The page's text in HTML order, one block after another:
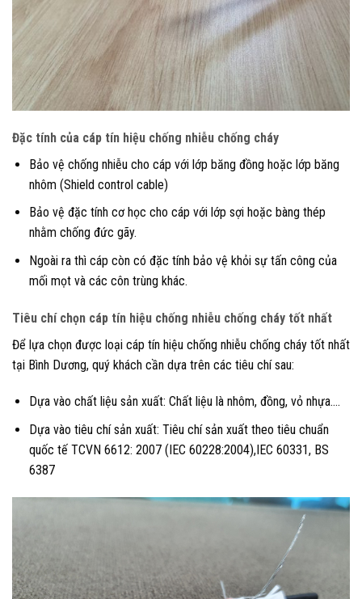
Đặc tính của cáp tín hiệu chống nhiễu chống cháy
Bảo vệ chống nhiễu cho cáp với lớp băng đồng hoặc lớp băng
nhôm (Shield control cable)
Bảo vệ đặc tính cơ học cho cáp với lớp sợi hoặc bàng thép
nhằm chống đức gãy.
Ngoài ra thì cáp còn có đặc tính bảo vệ khỏi sự tấn công của
mối mọt và các côn trùng khác.
Tiêu chí chọn cáp tín hiệu chống nhiễu chống cháy tốt nhất
Để lựa chọn được loại cáp tín hiệu chống nhiễu chống cháy tốt nhất
tại Bình Dương, quý khách cần dựa trên các tiêu chí sau:
Dựa vào chất liệu sản xuất: Chất liệu là nhôm, đồng, vỏ nhựa….
Dựa vào tiêu chí sản xuất: Tiêu chí sản xuất theo tiêu chuẩn
quốc tế TCVN 6612: 2007 (IEC 60228:2004),IEC 60331, BS
6387